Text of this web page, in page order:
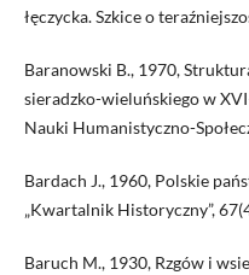
łęczycka. Szkice o
Baranowski B., 1970,
sieradzko-wieluńskiego w
Nauki Humanistyczno-
Bardach J., 1960, Polskie
„Kwartalnik Historyczny”,
Baruch M., 1930, Rzgów i